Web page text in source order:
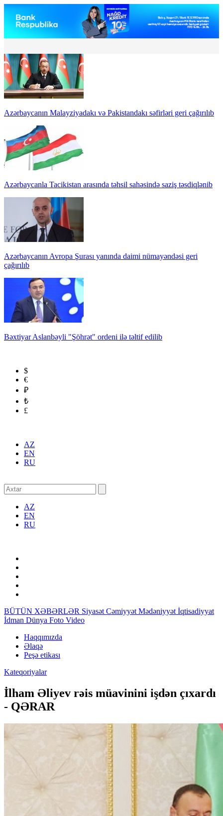
Azərbaycanın Malayziyadakı və Pakistandakı səfirləri geri çağırılıb
Azərbaycanla Tacikistan arasında təhsil sahəsində saziş təsdiqlənib
Azərbaycanın Avropa Şurası yanında daimi nümayəndəsi geri
çağırılıb
Bəxtiyar Aslanbəyli "Şöhrət" ordeni ilə təltif edilib
$
€
₽
₺
£
AZ
EN
RU
AZ
EN
RU
BÜTÜN XƏBƏRLƏR Siyasət Cəmiyyət Mədəniyyət İqtisadiyyat
İdman Dünya Foto Video
Haqqımızda
Əlaqə
Peşə etikası
Kateqoriyalar
İlham Əliyev rəis müavinini işdən çıxardı
- QƏRAR